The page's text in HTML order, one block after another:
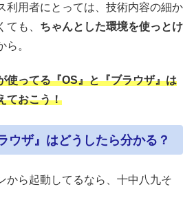
利用者にとっては、技術内容の細か
ても、 ちゃんとした環境を使っとけ
ら。
使ってる『OS』と『ブラウザ』は
ておこう！
ウザ』はどうしたら分かる？
から起動してるなら、十中八九そ